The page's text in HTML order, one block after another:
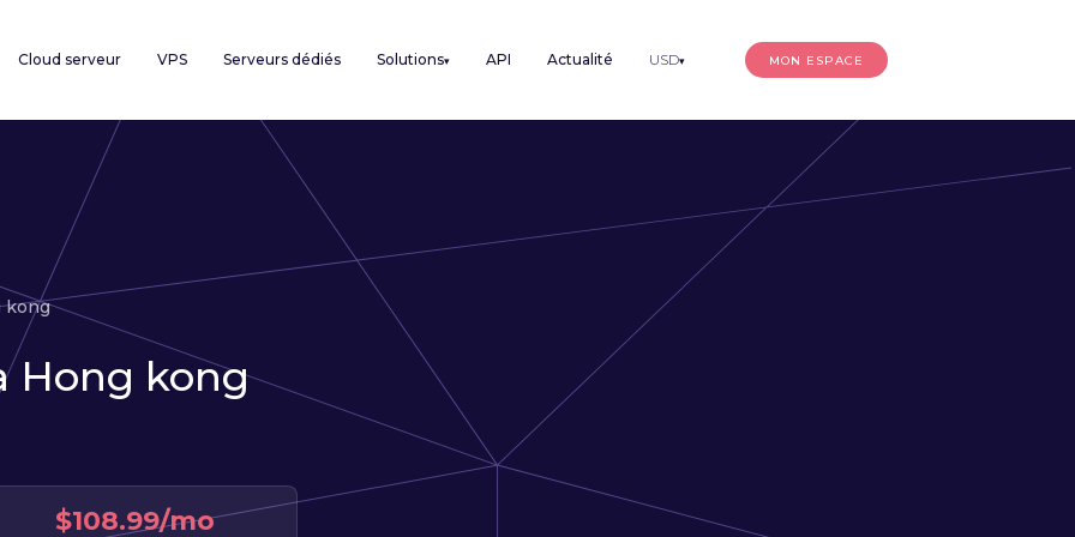
Cloud serveur VPS Serveurs dédiés Solutions▾ API Actualité USD▾ MON ESPACE
kong
Hong kong
$108.99/mo